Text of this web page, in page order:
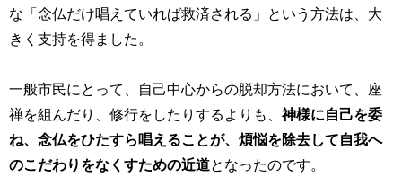
な「念仏だけ唱えていれば救済される」という方法は、大
きく支持を得ました。
一般市民にとって、自己中心からの脱却方法において、座
禅を組んだり、修行をしたりするよりも、神様に自己を委
ね、念仏をひたすら唱えることが、煩悩を除去して自我へ
のこだわりをなくすための近道となったのです。